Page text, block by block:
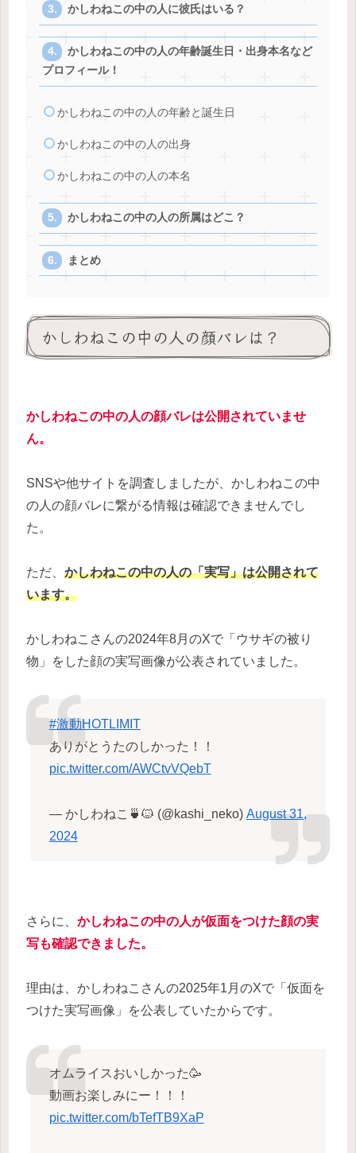
かしわねこの中の人に彼氏はいる？
かしわねこの中の人の年齢誕生日・出身本名など
プロフィール！
かしわねこの中の人の年齢と誕生日
かしわねこの中の人の出身
かしわねこの中の人の本名
かしわねこの中の人の所属はどこ？
まとめ
かしわねこの中の人の顔バレは？
かしわねこの中の人の顔バレは公開されていませ
ん。
SNSや他サイトを調査しましたが、かしわねこの中
の人の顔バレに繋がる情報は確認できませんでし
た。
ただ、 かしわねこの中の人の「実写」は公開されて
います。
かしわねこさんの2024年8月のXで「ウサギの被り
物」をした顔の実写画像が公表されていました。
#激動HOTLIMIT
ありがとうたのしかった！！
pic.twitter.com/AWCtvVQebT
— かしわねこ🍵🐱 (@kashi_neko) August 31,
2024
さらに、 かしわねこの中の人が仮面をつけた顔の実
写も確認できました。
理由は、かしわねこさんの2025年1月のXで「仮面を
つけた実写画像」を公表していたからです。
オムライスおいしかった🥳
動画お楽しみにー！！！
pic.twitter.com/bTefTB9XaP